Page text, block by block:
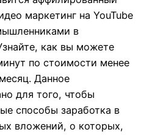
маркетинг на YouTube
в
как вы можете
по стоимости менее
Данное
для того, чтобы
способы заработка в
вложений, о которых,